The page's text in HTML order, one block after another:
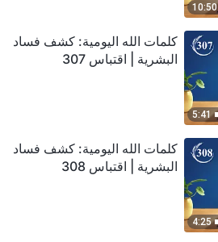
10:50
5:41
كلمات الله اليومية: كشف فساد
البشرية | اقتباس 307
4:25
كلمات الله اليومية: كشف فساد
البشرية | اقتباس 308